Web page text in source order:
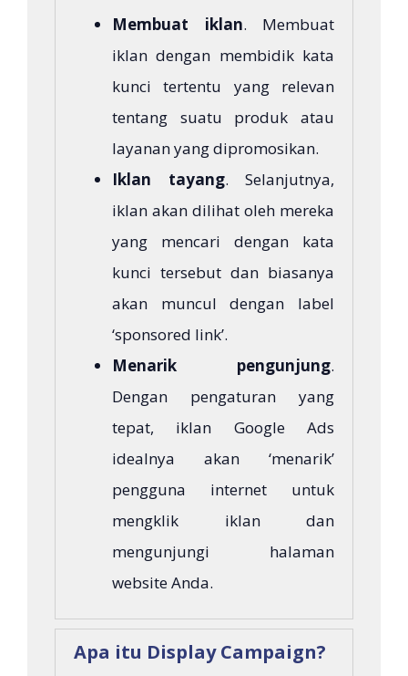
Membuat iklan. Membuat
iklan dengan membidik kata
kunci tertentu yang relevan
tentang suatu produk atau
layanan yang dipromosikan.
Iklan tayang. Selanjutnya,
iklan akan dilihat oleh mereka
yang mencari dengan kata
kunci tersebut dan biasanya
akan muncul dengan label
‘sponsored link’.
Menarik pengunjung.
Dengan pengaturan yang
tepat, iklan Google Ads
idealnya akan ‘menarik’
pengguna internet untuk
mengklik iklan dan
mengunjungi halaman
website Anda.
Apa itu Display Campaign?